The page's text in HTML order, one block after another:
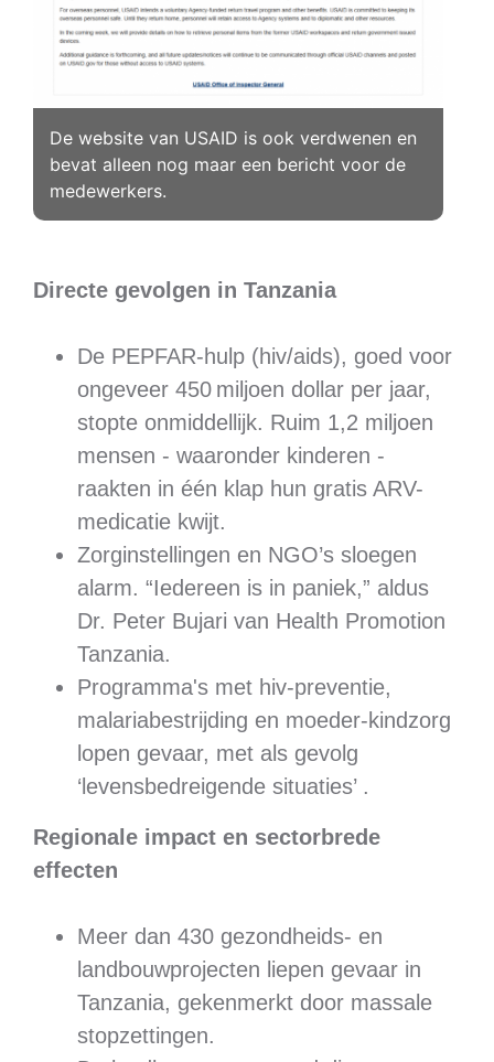
De website van USAID is ook verdwenen en
bevat alleen nog maar een bericht voor de
medewerkers.
Directe gevolgen in Tanzania
De PEPFAR-hulp (hiv/aids), goed voor
ongeveer 450 miljoen dollar per jaar,
stopte onmiddellijk. Ruim 1,2 miljoen
mensen - waaronder kinderen -
raakten in één klap hun gratis ARV-
medicatie kwijt.
Zorginstellingen en NGO’s sloegen
alarm. “Iedereen is in paniek,” aldus
Dr. Peter Bujari van Health Promotion
Tanzania.
Programma's met hiv-preventie,
malariabestrijding en moeder-kindzorg
lopen gevaar, met als gevolg
‘levensbedreigende situaties’ .
Regionale impact en sectorbrede
effecten
Meer dan 430 gezondheids- en
landbouwprojecten liepen gevaar in
Tanzania, gekenmerkt door massale
stopzettingen.